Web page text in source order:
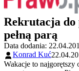
Rekrutacja do
pełną parą
Data dodania:
Konrad Kuć
Wakacje to najgorętszy